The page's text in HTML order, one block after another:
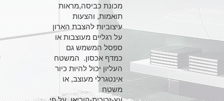
מכונת כביסה,מראות
תואמות, והצעות
עיצוביות להצבת הארון
על רגליים מעוצבות או
ספסל המשמש גם
כמדף אכסון. המשטח
העליון יכול להיות כיור
אינטגרלי מעוצב, או
משטח